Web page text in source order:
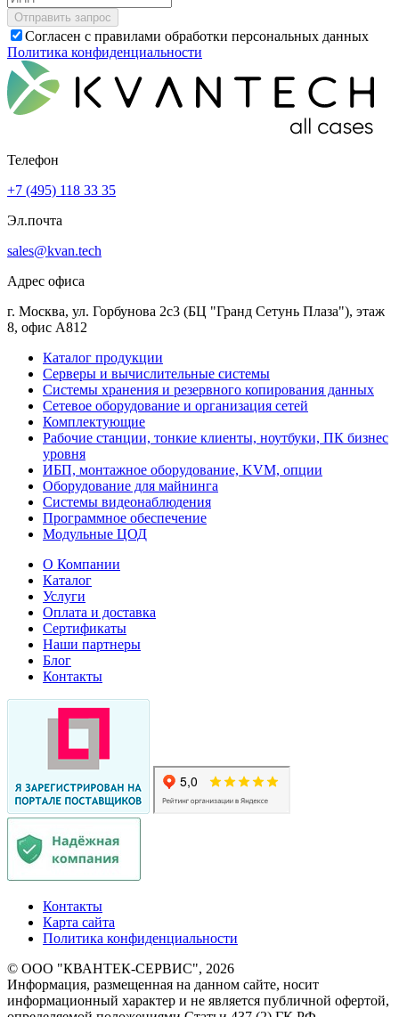
Согласен с правилами обработки персональных данных
Политика конфиденциальности
Телефон
+7 (495) 118 33 35
Эл.почта
sales@kvan.tech
Адрес офиса
г. Москва, ул. Горбунова 2с3 (БЦ "Гранд Сетунь Плаза"), этаж
8, офис А812
Каталог продукции
Серверы и вычислительные системы
Системы хранения и резервного копирования данных
Сетевое оборудование и организация сетей
Комплектующие
Рабочие станции, тонкие клиенты, ноутбуки, ПК бизнес
уровня
ИБП, монтажное оборудование, KVM, опции
Оборудование для майнинга
Системы видеонаблюдения
Программное обеспечение
Модульные ЦОД
О Компании
Каталог
Услуги
Оплата и доставка
Сертификаты
Наши партнеры
Блог
Контакты
Контакты
Карта сайта
Политика конфиденциальности
© ООО "КВАНТЕК-СЕРВИС", 2026
Информация, размещенная на данном сайте, носит
информационный характер и не является публичной офертой,